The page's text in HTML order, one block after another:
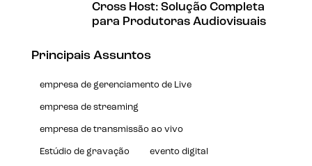
Cross Host: Solução Completa
para Produtoras Audiovisuais
Principais Assuntos
empresa de gerenciamento de Live
empresa de streaming
empresa de transmissão ao vivo
Estúdio de gravação evento digital